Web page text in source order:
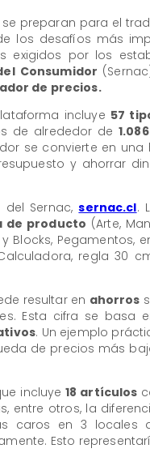
preparan para el
los desafíos más
exigidos por los
Consumidor
de precios.
incluye 57
de alrededor de
se convierte en una
y ahorrar
del Sernac,sernac.cl.
de producto (Arte,
Blocks, Pegamentos,
regla 30
resultar en ahorros
Esta cifra se basa
. Un ejemplo
de precios más
incluye18 artículos
entre otros, la
caros en 3 locales
Esto